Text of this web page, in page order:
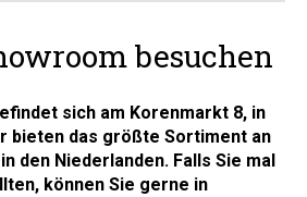
besuchen
sich am Korenmarkt 8, in
bieten das größte Sortiment an
den Niederlanden. Falls Sie mal
können Sie gerne in